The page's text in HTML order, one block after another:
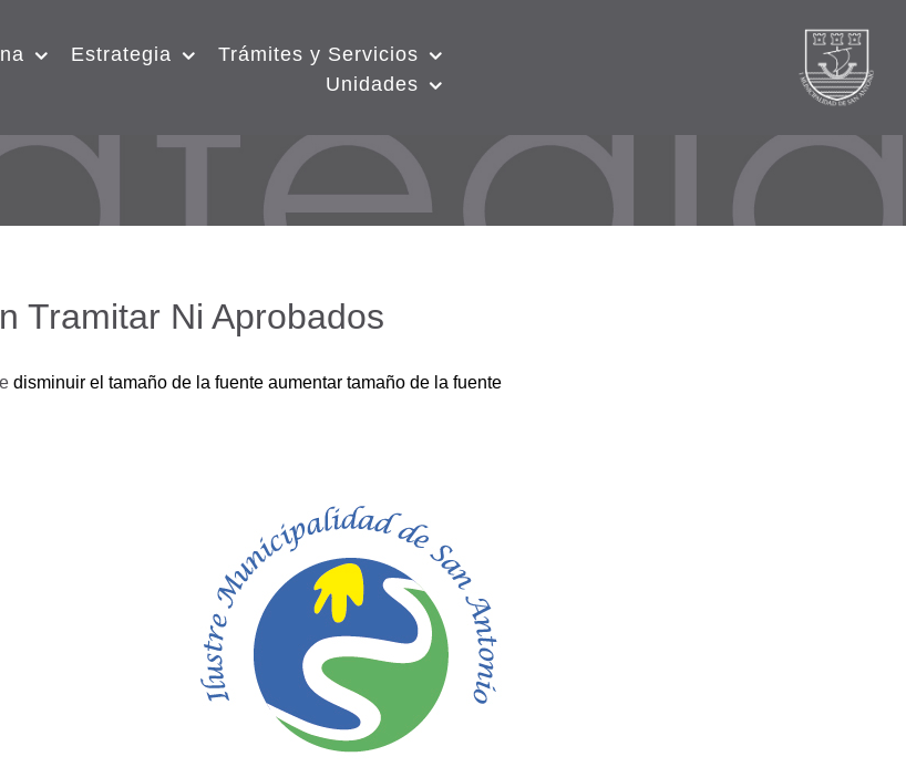
Estrategia
Trámites y Servicios
Unidades
Tramitar Ni Aprobados
disminuir el tamaño de la fuente aumentar tamaño de la fuente